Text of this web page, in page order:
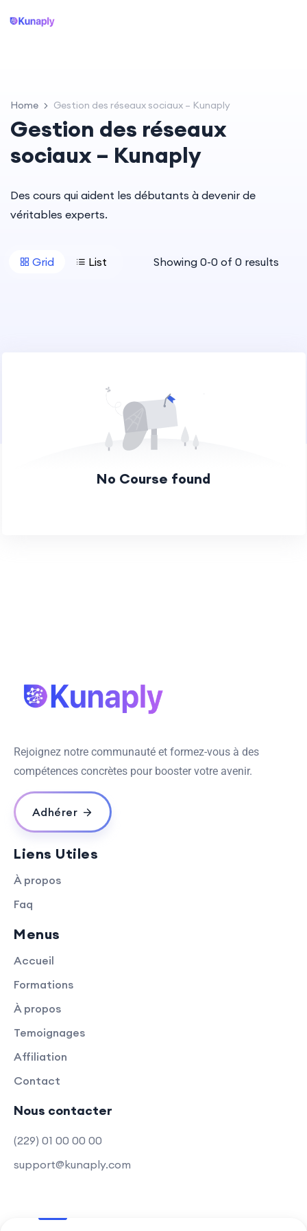
Home Gestion des réseaux sociaux – Kunaply
Gestion des réseaux
sociaux – Kunaply
Des cours qui aident les débutants à devenir de
véritables experts.
Grid List Showing 0-0 of 0 results
No Course found
Rejoignez notre communauté et formez-vous à des
compétences concrètes pour booster votre avenir.
Adhérer
Liens Utiles
À propos
Faq
Menus
Accueil
Formations
À propos
Temoignages
Affiliation
Contact
Nous contacter
(229) 01 00 00 00
support@kunaply.com